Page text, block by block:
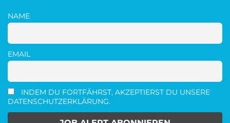
NAME
EMAIL
INDEM DU FORTFÄHRST, AKZEPTIERST DU UNSERE
DATENSCHUTZERKLÄRUNG.